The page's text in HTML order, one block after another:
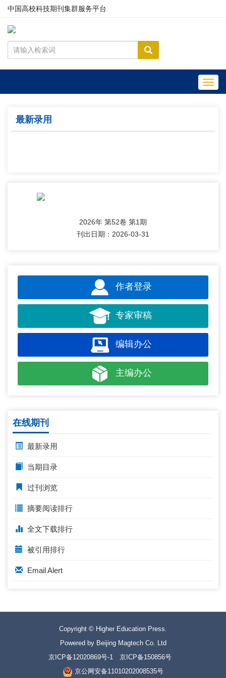
中国高校科技期刊集群服务平台
最新录用
2026年 第52卷 第1期
刊出日期：2026-03-31
作者登录
专家审稿
编辑办公
主编办公
在线期刊
最新录用
当期目录
过刊浏览
摘要阅读排行
全文下载排行
被引用排行
Email Alert
Copyright © Higher Education Press.
Powered by Beijing Magtech Co. Ltd
京ICP备12020869号-1
京ICP备150856号
京公网安备11010202008535号